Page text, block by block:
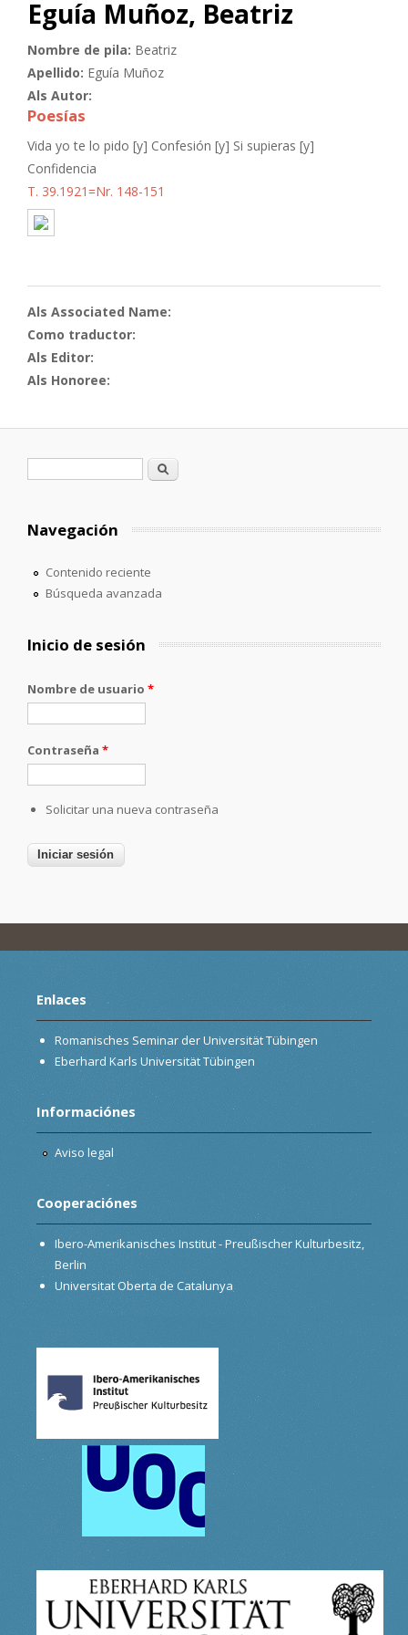
Eguía Muñoz, Beatriz
Nombre de pila: Beatriz
Apellido: Eguía Muñoz
Als Autor:
Poesías
Vida yo te lo pido [y] Confesión [y] Si supieras [y]
Confidencia
T. 39.1921=Nr. 148-151
Als Associated Name:
Como traductor:
Als Editor:
Als Honoree:
Formulario de búsqueda
Buscar
Navegación
Contenido reciente
Búsqueda avanzada
Inicio de sesión
Nombre de usuario *
Contraseña *
Solicitar una nueva contraseña
Enlaces
Romanisches Seminar der Universität Tübingen
Eberhard Karls Universität Tübingen
Informaciónes
Aviso legal
Cooperaciónes
Ibero-Amerikanisches Institut - Preußischer Kulturbesitz,
Berlin
Universitat Oberta de Catalunya